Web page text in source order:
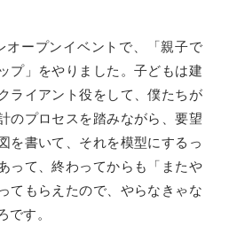
オープンイベントで、「親子で
プ」をやりました。子どもは建
ライアント役をして、僕たちが
のプロセスを踏みながら、要望
を書いて、それを模型にするっ
って、終わってからも「またや
てもらえたので、やらなきゃな
です。